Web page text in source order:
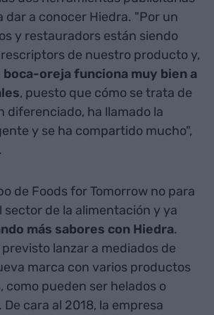
dar a conocer Hiedra. "Por un
y restauradors están siendo
de nuestro producto y,
boca-oreja funciona muy bien a
, puesto que cómo se trata de
diferenciado, ha llamado la
y se ha compartido mucho",
de Foods for Tomorrow no para
sector de la alimentación y ya
más sabores con Hiedra.
lanzar a mediados de
marca con varios productos
como pueden ser helados o
cara al 2018, la empresa